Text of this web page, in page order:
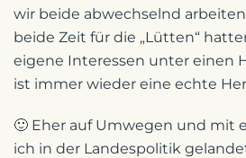
wir beide abwechselnd
beide Zeit für die „Lütten“
eigene Interessen unter einen
ist immer wieder eine echte
🙂 Eher auf Umwegen und mit
ich in der Landespolitik